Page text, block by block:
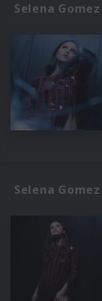
Selena
Selena